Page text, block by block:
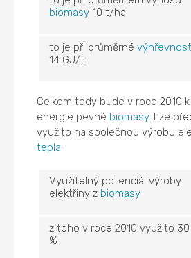
biomasy 10 t/ha
to je při průměrné
14 GJ/t
Celkem tedy bude v roce 2010
energie pevné biomasy. Lze
využito na společnou výrobu
tepla.
Využitelný potenciál výroby
elektřiny z biomasy
z toho v roce 2010 využito 30
%